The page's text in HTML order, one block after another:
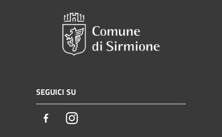
SEGUICI SU
FacebookInstagram